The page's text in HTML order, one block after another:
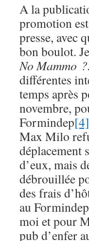
A la
promotion
presse, avec
bon boulot.
No Mammo ?.
différentes
temps après
novembre,
Formindep[4]
Max Milo
déplacement
d’eux, mais
débrouillée
des frais
au
moi et pour
pub d’enfer